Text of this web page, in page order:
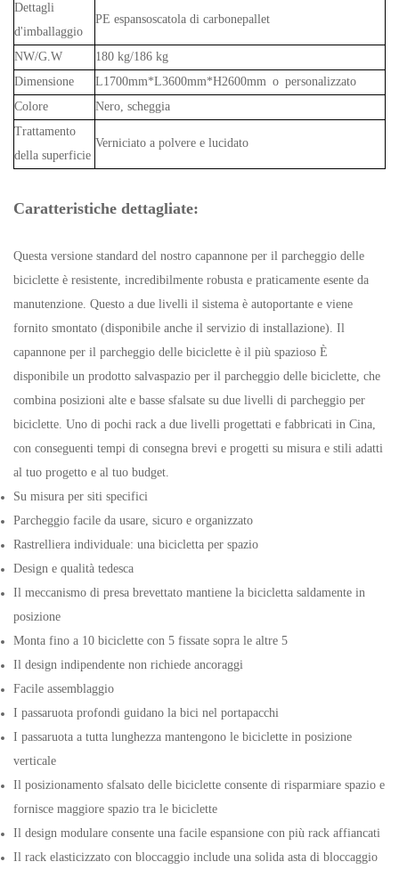
Dettagli
d'imballaggio
PE espansoscatola di carbonepallet
NW/G.W
180 kg/186 kg
Dimensione
L1700mm*L3600mm*H2600mm o personalizzato
Colore
Nero, scheggia
Trattamento
della superficie
Verniciato a polvere e lucidato
Caratteristiche dettagliate:
Questa versione standard del nostro capannone per il parcheggio delle
biciclette è resistente, incredibilmente robusta e praticamente esente da
manutenzione. Questo a due livelli il sistema è autoportante e viene
fornito smontato (disponibile anche il servizio di installazione). Il
capannone per il parcheggio delle biciclette è il più spazioso È
disponibile un prodotto salvaspazio per il parcheggio delle biciclette, che
combina posizioni alte e basse sfalsate su due livelli di parcheggio per
biciclette. Uno di pochi rack a due livelli progettati e fabbricati in Cina,
con conseguenti tempi di consegna brevi e progetti su misura e stili adatti
al tuo progetto e al tuo budget.
Su misura per siti specifici
Parcheggio facile da usare, sicuro e organizzato
Rastrelliera individuale: una bicicletta per spazio
Design e qualità tedesca
Il meccanismo di presa brevettato mantiene la bicicletta saldamente in
posizione
Monta fino a 10 biciclette con 5 fissate sopra le altre 5
Il design indipendente non richiede ancoraggi
Facile assemblaggio
I passaruota profondi guidano la bici nel portapacchi
I passaruota a tutta lunghezza mantengono le biciclette in posizione
verticale
Il posizionamento sfalsato delle biciclette consente di risparmiare spazio e
fornisce maggiore spazio tra le biciclette
Il design modulare consente una facile espansione con più rack affiancati
Il rack elasticizzato con bloccaggio include una solida asta di bloccaggio